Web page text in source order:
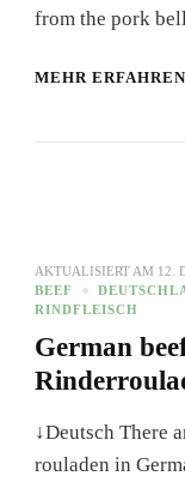
from the pork
MEHR ERFAHREN
AKTUALISIERT AM 12.
BEEF
RINDFLEISCH
German
↓Deutsch There
rouladen in